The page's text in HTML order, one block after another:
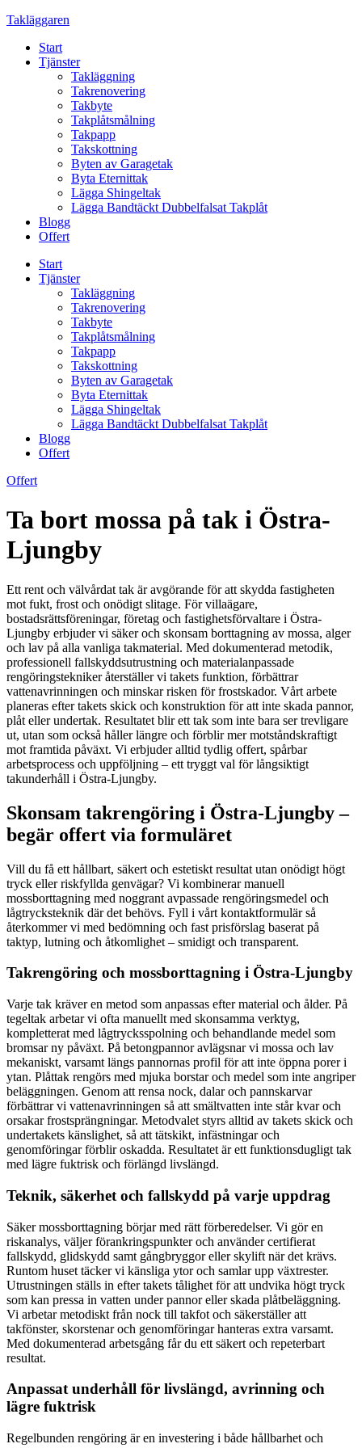
Skip
content
Takläggaren
Start
Tjänster
Takläggning
Takrenovering
Takbyte
Takplåtsmålning
Takpapp
Takskottning
Byten av Garagetak
Byta Eternittak
Lägga Shingeltak
Lägga Bandtäckt Dubbelfalsat Takplåt
Blogg
Offert
Start
Tjänster
Takläggning
Takrenovering
Takbyte
Takplåtsmålning
Takpapp
Takskottning
Byten av Garagetak
Byta Eternittak
Lägga Shingeltak
Lägga Bandtäckt Dubbelfalsat Takplåt
Blogg
Offert
Offert
Ta bort mossa på tak i Östra-
Ljungby
Ett rent och välvårdat tak är avgörande för att skydda fastigheten
mot fukt, frost och onödigt slitage. För villaägare,
bostadsrättsföreningar, företag och fastighetsförvaltare i Östra-
Ljungby erbjuder vi säker och skonsam borttagning av mossa, alger
och lav på alla vanliga takmaterial. Med dokumenterad metodik,
professionell fallskyddsutrustning och materialanpassade
rengöringstekniker återställer vi takets funktion, förbättrar
vattenavrinningen och minskar risken för frostskador. Vårt arbete
planeras efter takets skick och konstruktion för att inte skada pannor,
plåt eller undertak. Resultatet blir ett tak som inte bara ser trevligare
ut, utan som också håller längre och förblir mer motståndskraftigt
mot framtida påväxt. Vi erbjuder alltid tydlig offert, spårbar
arbetsprocess och uppföljning – ett tryggt val för långsiktigt
takunderhåll i Östra-Ljungby.
Skonsam takrengöring i Östra-Ljungby –
begär offert via formuläret
Vill du få ett hållbart, säkert och estetiskt resultat utan onödigt högt
tryck eller riskfyllda genvägar? Vi kombinerar manuell
mossborttagning med noggrant avpassade rengöringsmedel och
lågtrycksteknik där det behövs. Fyll i vårt kontaktformulär så
återkommer vi med bedömning och fast prisförslag baserat på
taktyp, lutning och åtkomlighet – smidigt och transparent.
Takrengöring och mossborttagning i Östra-Ljungby
Varje tak kräver en metod som anpassas efter material och ålder. På
tegeltak arbetar vi ofta manuellt med skonsamma verktyg,
kompletterat med lågtrycksspolning och behandlande medel som
bromsar ny påväxt. På betongpannor avlägsnar vi mossa och lav
mekaniskt, varsamt längs pannornas profil för att inte öppna porer i
ytan. Plåttak rengörs med mjuka borstar och medel som inte angriper
beläggningen. Genom att rensa nock, dalar och pannskarvar
förbättrar vi vattenavrinningen så att smältvatten inte står kvar och
orsakar frostsprängningar. Metodvalet styrs alltid av takets skick och
undertakets känslighet, så att tätskikt, infästningar och
genomföringar förblir oskadda. Resultatet är ett funktionsdugligt tak
med lägre fuktrisk och förlängd livslängd.
Teknik, säkerhet och fallskydd på varje uppdrag
Säker mossborttagning börjar med rätt förberedelser. Vi gör en
riskanalys, väljer förankringspunkter och använder certifierat
fallskydd, glidskydd samt gångbryggor eller skylift när det krävs.
Runtom huset täcker vi känsliga ytor och samlar upp växtrester.
Utrustningen ställs in efter takets tålighet för att undvika högt tryck
som kan pressa in vatten under pannor eller skada plåtbeläggning.
Vi arbetar metodiskt från nock till takfot och säkerställer att
takfönster, skorstenar och genomföringar hanteras extra varsamt.
Med dokumenterad arbetsgång får du ett säkert och repeterbart
resultat.
Anpassat underhåll för livslängd, avrinning och
lägre fuktrisk
Regelbunden rengöring är en investering i både hållbarhet och